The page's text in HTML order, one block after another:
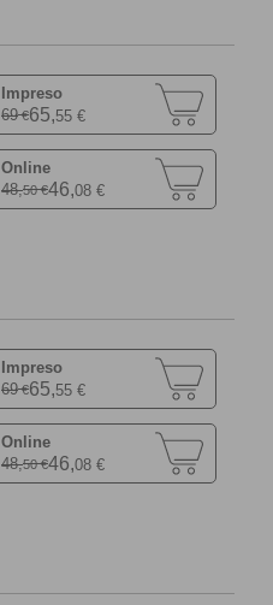
Impreso
69€65,55 €
Online
48,50 €46,08 €
Impreso
69€65,55 €
Online
48,50 €46,08 €